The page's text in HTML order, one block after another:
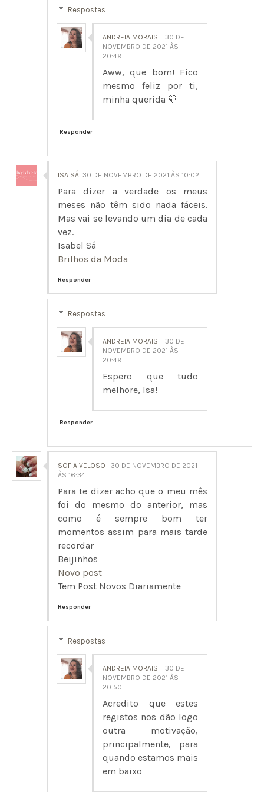
Respostas
ANDREIA MORAIS
30 DE
NOVEMBRO DE 2021 ÀS
20:49
Aww, que bom! Fico
mesmo feliz por ti,
minha querida 💛
Responder
ISA SÁ 30 DE NOVEMBRO DE 2021 ÀS 10:02
Para dizer a verdade os meus
meses não têm sido nada fáceis.
Mas vai se levando um dia de cada
vez.
Isabel Sá
Brilhos da Moda
Responder
Respostas
ANDREIA MORAIS
30 DE
NOVEMBRO DE 2021 ÀS
20:49
Espero que tudo
melhore, Isa!
Responder
SOFIA VELOSO
30 DE NOVEMBRO DE 2021
ÀS 16:34
Para te dizer acho que o meu mês
foi do mesmo do anterior, mas
como é sempre bom ter
momentos assim para mais tarde
recordar
Beijinhos
Novo post
Tem Post Novos Diariamente
Responder
Respostas
ANDREIA MORAIS
30 DE
NOVEMBRO DE 2021 ÀS
20:50
Acredito que estes
registos nos dão logo
outra motivação,
principalmente, para
quando estamos mais
em baixo